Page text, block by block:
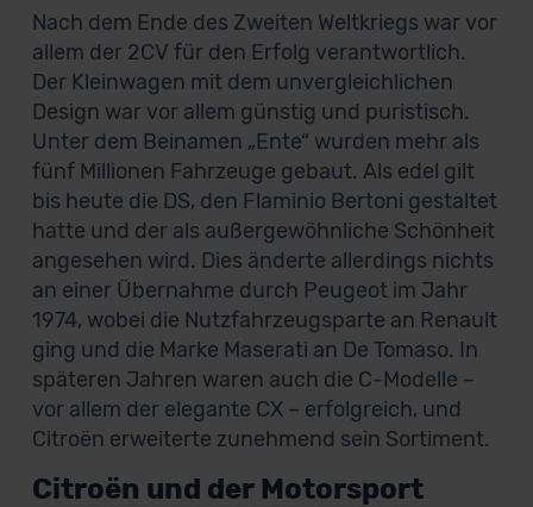
Nach dem Ende des Zweiten Weltkriegs war vor
allem der 2CV für den Erfolg verantwortlich.
Der Kleinwagen mit dem unvergleichlichen
Design war vor allem günstig und puristisch.
Unter dem Beinamen „Ente“ wurden mehr als
fünf Millionen Fahrzeuge gebaut. Als edel gilt
bis heute die DS, den Flaminio Bertoni gestaltet
hatte und der als außergewöhnliche Schönheit
angesehen wird. Dies änderte allerdings nichts
an einer Übernahme durch Peugeot im Jahr
1974, wobei die Nutzfahrzeugsparte an Renault
ging und die Marke Maserati an De Tomaso. In
späteren Jahren waren auch die C-Modelle –
vor allem der elegante CX – erfolgreich, und
Citroën erweiterte zunehmend sein Sortiment.
Citroën und der Motorsport